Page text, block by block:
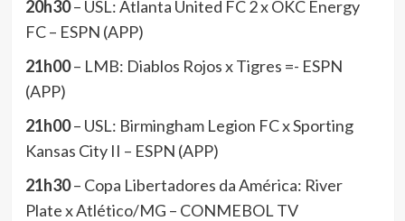
20h30– USL: Atlanta United FC 2 x OKC Energy
FC – ESPN (APP)
21h00– LMB: Diablos Rojos x Tigres =- ESPN
(APP)
21h00– USL: Birmingham Legion FC x Sporting
Kansas City II – ESPN (APP)
21h30– Copa Libertadores da América: River
Plate x Atlético/MG – CONMEBOL TV